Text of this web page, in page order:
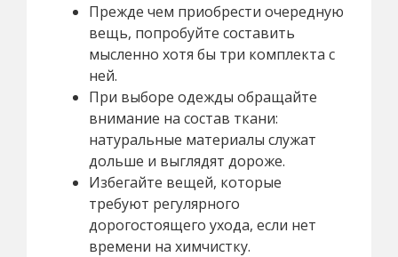
Прежде чем приобрести очередную
вещь, попробуйте составить
мысленно хотя бы три комплекта с
ней.
При выборе одежды обращайте
внимание на состав ткани:
натуральные материалы служат
дольше и выглядят дороже.
Избегайте вещей, которые
требуют регулярного
дорогостоящего ухода, если нет
времени на химчистку.